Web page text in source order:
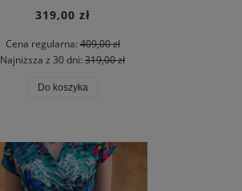
319,00 zł
Cena regularna:409,00 zł
Najniższa z 30 dni: 319,00 zł
Do koszyka